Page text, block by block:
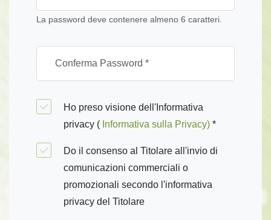
La password deve contenere almeno 6 caratteri.
Ho preso visione dell'Informativa
privacy ( Informativa sulla Privacy) *
Do il consenso al Titolare all'invio di
comunicazioni commerciali o
promozionali secondo l'informativa
privacy del Titolare